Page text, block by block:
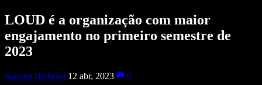
LOUD é a organização com maior
engajamento no primeiro semestre de
2023
Samara Barboza 12 abr, 2023
0